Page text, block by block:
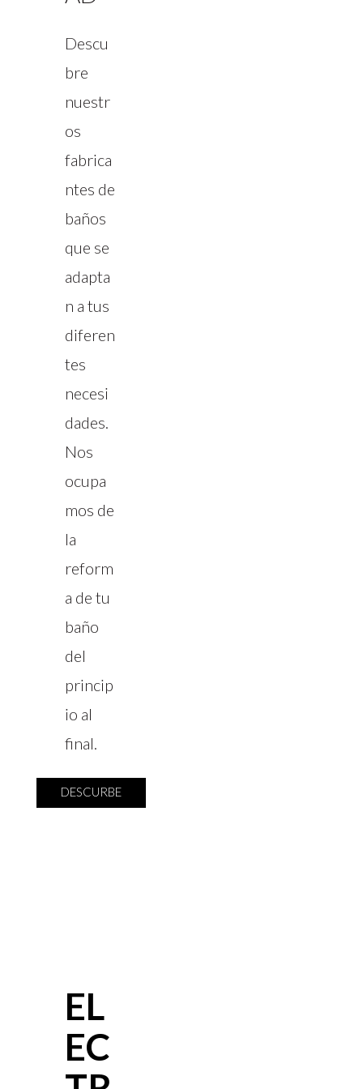
Descu
bre
nuestr
os
fabrica
ntes de
baños
que se
adapta
n a tus
diferen
tes
necesi
dades.
Nos
ocupa
mos de
la
reform
a de tu
baño
del
princip
io al
final.
DESCURBE
EL
EC